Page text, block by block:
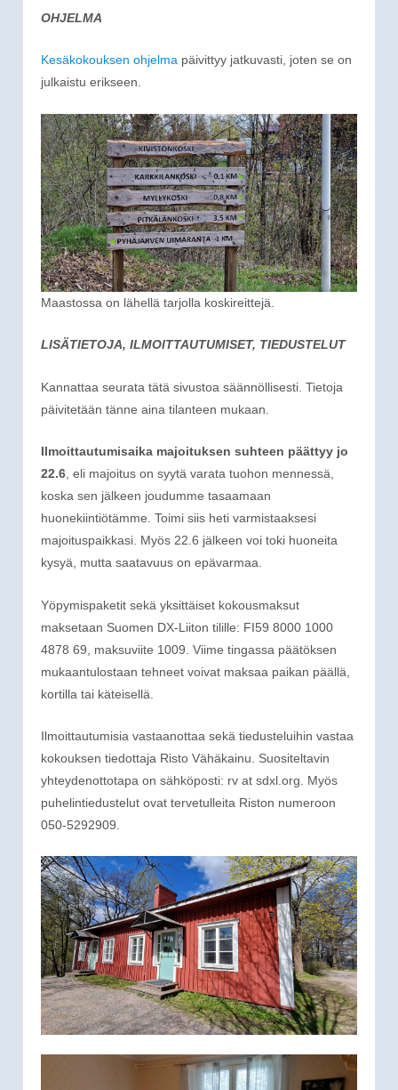
OHJELMA
Kesäkokouksen ohjelma päivittyy jatkuvasti, joten se on
julkaistu erikseen.
Maastossa on lähellä tarjolla koskireittejä.
LISÄTIETOJA, ILMOITTAUTUMISET, TIEDUSTELUT
Kannattaa seurata tätä sivustoa säännöllisesti. Tietoja
päivitetään tänne aina tilanteen mukaan.
Ilmoittautumisaika majoituksen suhteen päättyy jo
22.6, eli majoitus on syytä varata tuohon mennessä,
koska sen jälkeen joudumme tasaamaan
huonekiintiötämme. Toimi siis heti varmistaaksesi
majoituspaikkasi. Myös 22.6 jälkeen voi toki huoneita
kysyä, mutta saatavuus on epävarmaa.
Yöpymispaketit sekä yksittäiset kokousmaksut
maksetaan Suomen DX-Liiton tilille: FI59 8000 1000
4878 69, maksuviite 1009. Viime tingassa päätöksen
mukaantulostaan tehneet voivat maksaa paikan päällä,
kortilla tai käteisellä.
Ilmoittautumisia vastaanottaa sekä tiedusteluihin vastaa
kokouksen tiedottaja Risto Vähäkainu. Suositeltavin
yhteydenottotapa on sähköposti: rv at sdxl.org. Myös
puhelintiedustelut ovat tervetulleita Riston numeroon
050-5292909.